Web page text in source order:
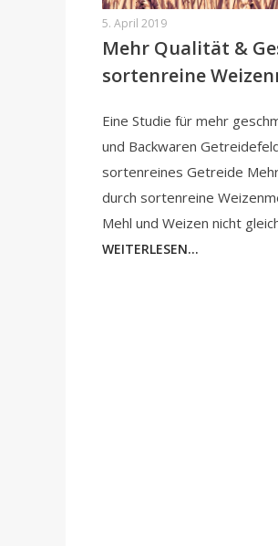
5. April 2019
Mehr Qualität &
sortenreine
Eine Studie für mehr
und Backwaren
sortenreines Getreide
durch sortenreine
Mehl und Weizen nicht
WEITERLESEN...